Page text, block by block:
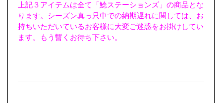
上記３アイテムは全て「鯰ステーションズ」の商品とな
ります。シーズン真っ只中での納期遅れに関しては、お
持ちいただいているお客様に大変ご迷惑をお掛けしてい
ます。
もう暫くお待ち下さい。